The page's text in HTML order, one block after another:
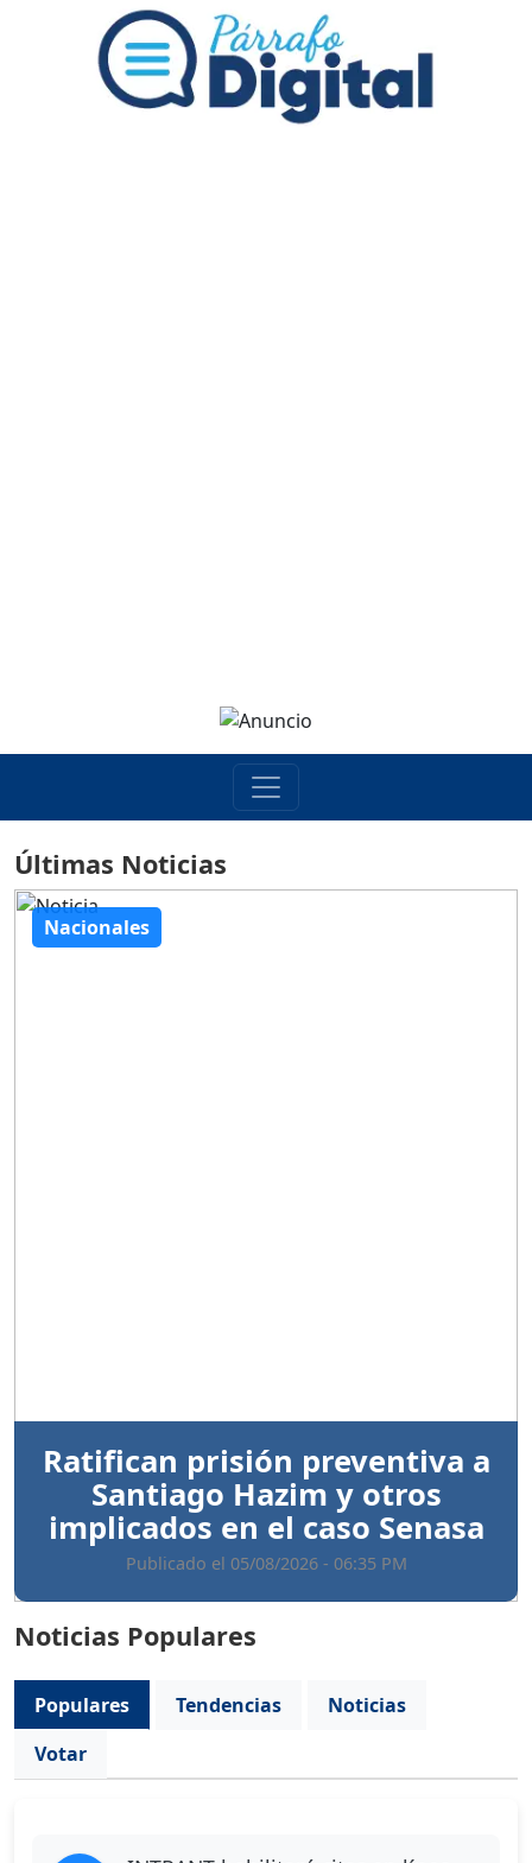
Últimas Noticias
Nacionales
Ratifican prisión preventiva a
Santiago Hazim y otros
implicados en el caso Senasa
Publicado el 05/08/2026 - 06:35 PM
Noticias Populares
Populares Tendencias
Noticias
Votar